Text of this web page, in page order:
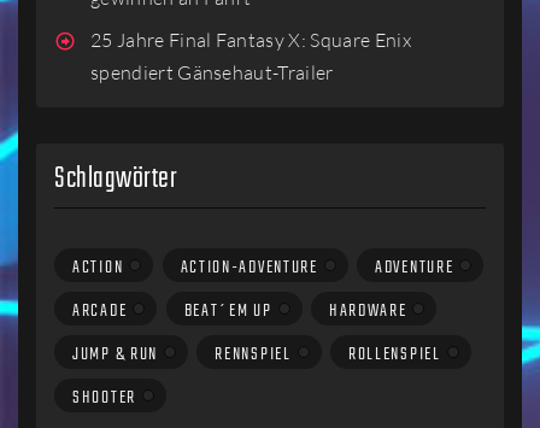
25 Jahre Final Fantasy X: Square Enix
spendiert Gänsehaut-Trailer
Schlagwörter
ACTION ACTION-ADVENTURE
ADVENTURE
ARCADE
BEAT´EM UP
HARDWARE
JUMP & RUN
RENNSPIEL
ROLLENSPIEL
SHOOTER